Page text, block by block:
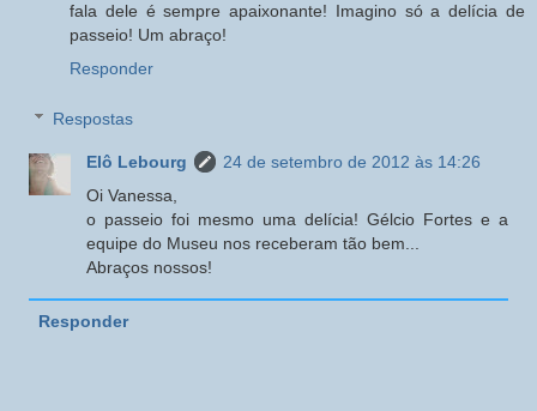
fala dele é sempre apaixonante! Imagino só a delícia de
passeio! Um abraço!
Responder
Respostas
Elô Lebourg
24 de setembro de 2012 às 14:26
Oi Vanessa,
o passeio foi mesmo uma delícia! Gélcio Fortes e a
equipe do Museu nos receberam tão bem...
Abraços nossos!
Responder